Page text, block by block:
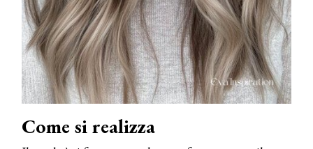
Come si realizza